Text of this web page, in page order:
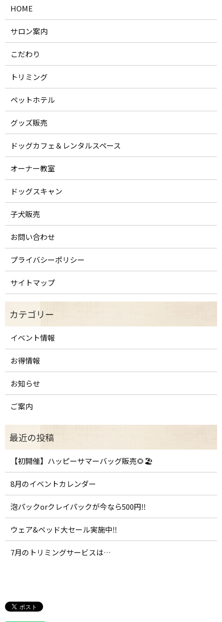
HOME
サロン案内
こだわり
トリミング
ペットホテル
グッズ販売
ドッグカフェ＆レンタルスペース
オーナー教室
ドッグスキャン
子犬販売
お問い合わせ
プライバシーポリシー
サイトマップ
イベント情報
お得情報
お知らせ
ご案内
【初開催】ハッピーサマーバッグ販売🌻🏖️
8月のイベントカレンダー
泡パックorクレイパックが今なら500円‼️
ウェア&ベッド大セール実施中‼️
7月のトリミングサービスは…